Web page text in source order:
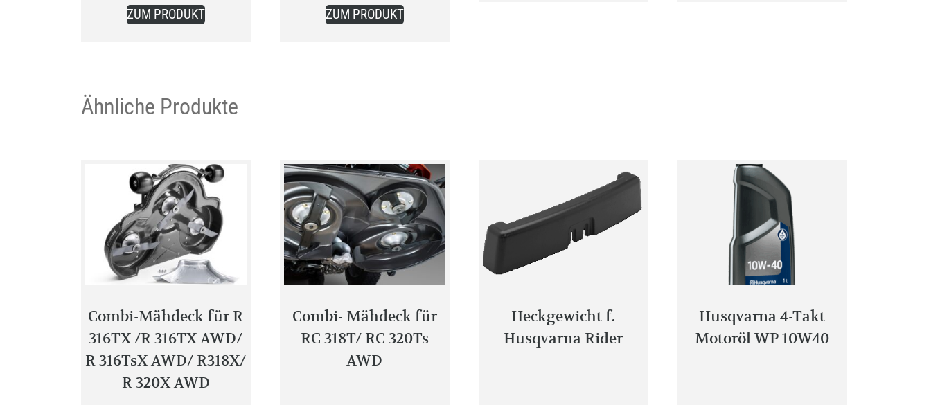
ZUM PRODUKT ZUM PRODUKT
Ähnliche Produkte
Combi-Mähdeck für R
316TX /R 316TX AWD/
R 316TsX AWD/ R318X/
R 320X AWD
Combi- Mähdeck für
RC 318T/ RC 320Ts
AWD
Heckgewicht f.
Husqvarna Rider
Husqvarna 4-Takt
Motoröl WP 10W40